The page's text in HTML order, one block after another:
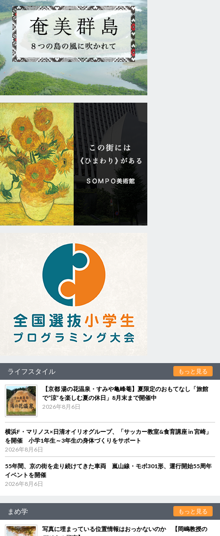
ライフスタイル もっと見る
【京都 湯の花温泉・すみや亀峰菴】夏限定のおもてなし「旅館
で“涼”を楽しむ夏の休日」8月末まで開催中
2026年8月6日
横浜F・マリノス×日清オイリオグループ、「サッカー教室&食育講座 in 宮崎」
を開催 小学1年生～3年生の身体づくりをサポート
2026年8月6日
55年間、京の街を走り続けてきた車両 嵐山線・モボ301形、運行開始55周年
イベントを開催
2026年8月6日
まめ学 もっと見る
写真に埋まっている位置情報はおっかないのか 【岡嶋教授の